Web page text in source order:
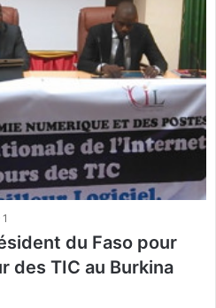
1
du Faso pour
des TIC au Burkina